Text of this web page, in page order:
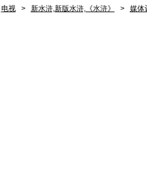
电视 > 新水浒,新版水浒,《水浒》 > 媒体